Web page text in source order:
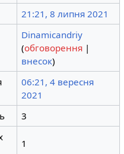
21:21, 8 липня 2021
Dinamicandriy
(обговорення |
внесок)
06:21, 4 вересня
2021
3
1